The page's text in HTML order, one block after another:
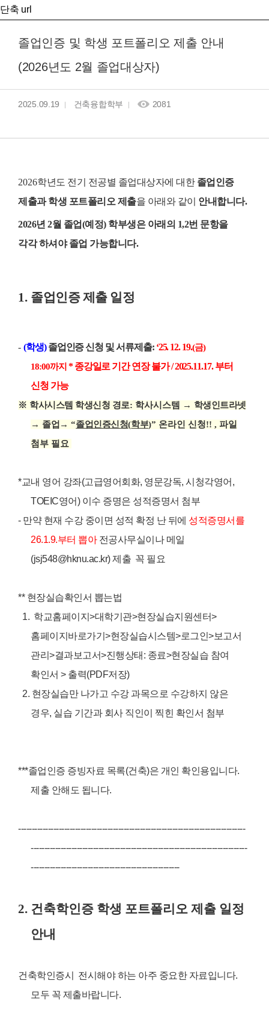
단축 url
졸업인증 및 학생 포트폴리오 제출 안내
(2026년도 2월 졸업대상자)
2025.09.19 건축융합학부 2081
2026학년도 전기 전공별 졸업대상자에 대한 졸업인증
제출과 학생 포트폴리오 제출을 아래와 같이 안내합니다.
2026년 2월 졸업(예정) 학부생은 아래의 1,2번 문항을
각각 하셔야 졸업 가능합니다.
1. 졸업인증 제출 일정
- (학생) 졸업인증 신청 및 서류제출: ‘25. 12. 19.(금)
18:00까지 *종강일로 기간 연장 불가 / 2025.11.17. 부터
신청 가능
※ 학사시스템 학생신청 경로: 학사시스템 → 학생인트라넷
→ 졸업 →“졸업인증신청(학부)” 온라인 신청!! , 파일
첨부 필요
*교내 영어 강좌(고급영어회화, 영문강독, 시청각영어,
TOEIC영어) 이수 증명은 성적증명서 첨부
- 만약 현재 수강 중이면 성적 확정 난 뒤에 성적증명서를
26.1.9.부터 뽑아전공사무실이나 메일
(jsj548@hknu.ac.kr) 제출 꼭 필요
** 현장실습확인서 뽑는법
1. 학교홈페이지>대학기관>현장실습지원센터>
홈페이지바로가기>현장실습시스템>로그인>보고서
관리>결과보고서>진행상태: 종료>현장실습 참여
확인서 > 출력(PDF저장)
2. 현장실습만 나가고 수강 과목으로 수강하지 않은
경우, 실습 기간과 회사 직인이 찍힌 확인서 첨부
***졸업인증 증빙자료 목록(건축)은 개인 확인용입니다.
제출 안해도 됩니다.
------------------------------------------------------------------------------------
--------------------------------------------------------------------------------
-------------------------------------------------------
2. 건축학인증 학생 포트폴리오 제출 일정
안내
건축학인증시 전시해야 하는 아주 중요한 자료입니다.
모두 꼭 제출바랍니다.